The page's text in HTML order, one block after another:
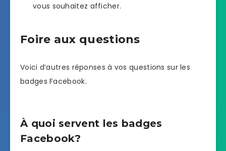
vous souhaitez afficher.
Foire aux questions
Voici d’autres réponses à vos questions sur les
badges Facebook.
À quoi servent les badges
Facebook?